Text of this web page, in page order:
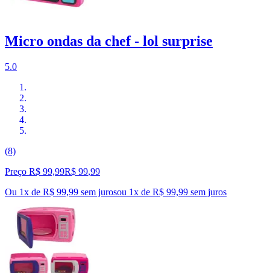
Micro ondas da chef - lol surprise
5.0
(8)
Preço R$ 99,99R$ 99,99
Ou 1x de R$ 99,99 sem jurosou 1x de R$ 99,99 sem juros